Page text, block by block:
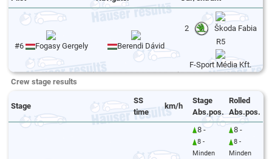
#6 Fogasy Gergely Berendi Dávid
2
Škoda Fabia
R5
F-Sport Média Kft.
Crew stage results
Stage
SS
time
km/h
Stage
Abs.pos.
Rolled
Abs.pos.
8 -
8 -
Minden
8 -
8 -
Minden